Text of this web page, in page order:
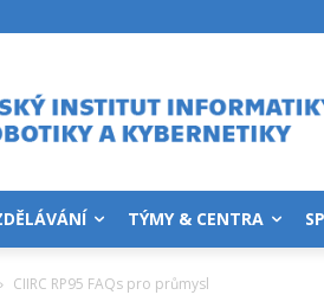
TÝMY & CENTRA
CIIRC RP95 FAQs pro průmysl